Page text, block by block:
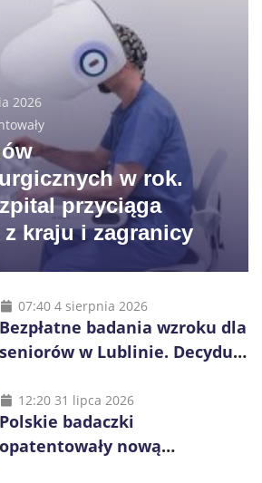
2026
w rok.
przyciąga
kraju i zagranicy
07:40 4 sierpnia 2026
Bezpłatne badania wzroku dla
seniorów w Lublinie. Decyduje
12:20 31 lipca 2026
Polskie badaczki
opatentowały nową